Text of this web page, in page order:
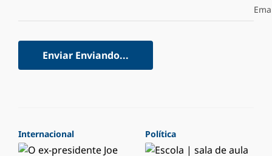
Enviar Enviando...
Internacional Política